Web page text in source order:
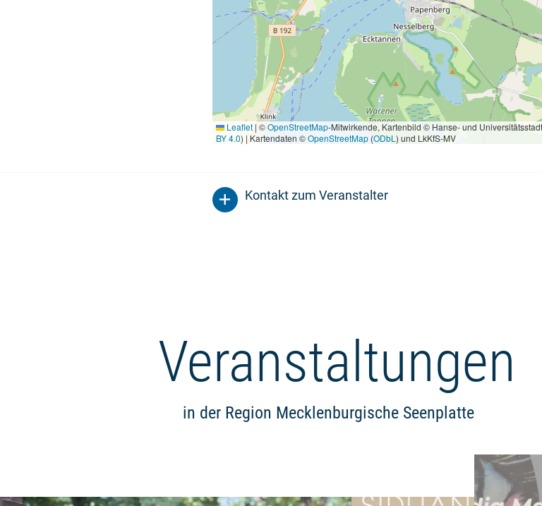
Leaflet|©OpenStreetMap-Mitwirkende, Kartenbild © Hanse- und
BY 4.0) | Kartendaten ©OpenStreetMap(ODbL ) und LkKfS-MV
Kontakt zum Veranstalter
Veranstaltungen
in der Region Mecklenburgische Seenplatte